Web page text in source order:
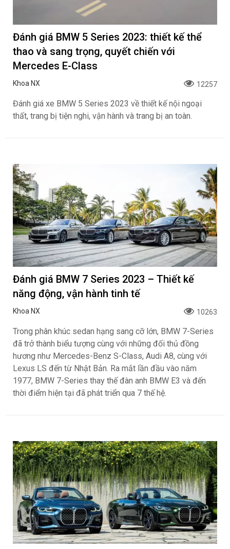
Đánh giá BMW 5 Series 2023: thiết kế thể
thao và sang trọng, quyết chiến với
Mercedes E-Class
Khoa NX 12257
Đánh giá xe BMW 5 Series 2023 về thiết kế nội ngoại
thất, trang bị tiện nghi, vận hành và trang bị an toàn.
Đánh giá BMW 7 Series 2023 – Thiết kế
năng động, vận hành tinh tế
Khoa NX 10263
Trong phân khúc sedan hạng sang cỡ lớn, BMW 7-Series
đã trở thành biểu tượng cùng với những đối thủ đồng
hương như Mercedes-Benz S-Class, Audi A8, cùng với
Lexus LS đến từ Nhật Bản. Ra mắt lần đầu vào năm
1977, BMW 7-Series thay thế đàn anh BMW E3 và đến
thời điểm hiện tại đã phát triển qua 7 thế hệ.